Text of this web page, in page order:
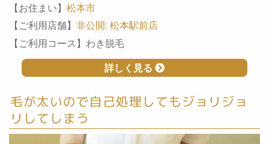
【お住まい】 松本市
【ご利用店舗】 非公開: 松本駅前店
【ご利用コース】わき脱毛
詳しく見る
毛が太いので自己処理してもジョリジョ
リしてしまう